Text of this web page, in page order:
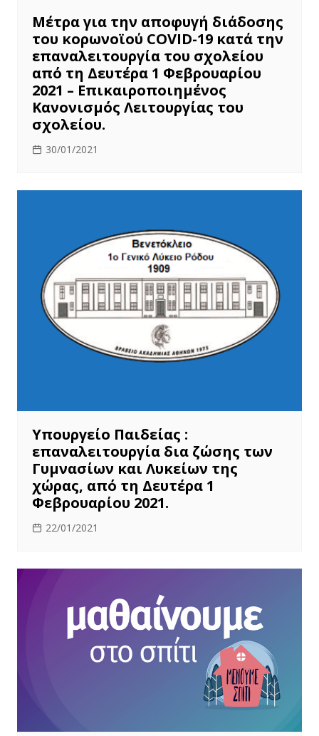
Μέτρα για την αποφυγή διάδοσης
του κορωνοϊού COVID-19 κατά την
επαναλειτουργία του σχολείου
από τη Δευτέρα 1 Φεβρουαρίου
2021 – Επικαιροποιημένος
Κανονισμός Λειτουργίας του
σχολείου.
30/01/2021
Υπουργείο Παιδείας :
επαναλειτουργία δια ζώσης των
Γυμνασίων και Λυκείων της
χώρας, από τη Δευτέρα 1
Φεβρουαρίου 2021.
22/01/2021